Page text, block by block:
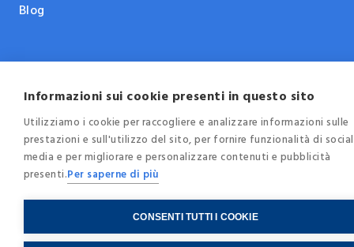
Blog
Policy-Credits
C.F. / P.IVA97259850150
Informazioni sui cookie presenti in questo sito
Utilizziamo i cookie per raccogliere e analizzare informazioni sulle
prestazioni e sull'utilizzo del sito, per fornire funzionalità di social
media e per migliorare e personalizzare contenuti e pubblicità
presenti.Per saperne di più
CONSENTI TUTTI I COOKIE